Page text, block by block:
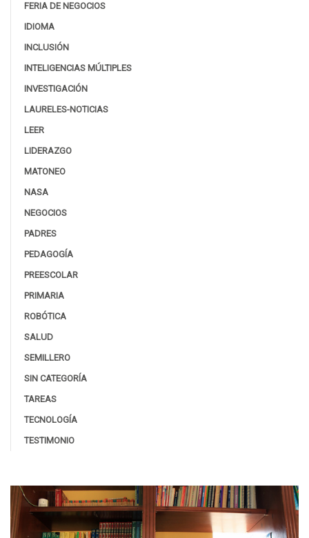
FERIA DE NEGOCIOS
IDIOMA
INCLUSIÓN
INTELIGENCIAS MÚLTIPLES
INVESTIGACIÓN
LAURELES-NOTICIAS
LEER
LIDERAZGO
MATONEO
NASA
NEGOCIOS
PADRES
PEDAGOGÍA
PREESCOLAR
PRIMARIA
ROBÓTICA
SALUD
SEMILLERO
SIN CATEGORÍA
TAREAS
TECNOLOGÍA
TESTIMONIO